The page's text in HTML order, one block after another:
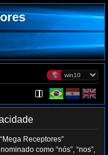
Receptores”
como “nós”, “nos”,